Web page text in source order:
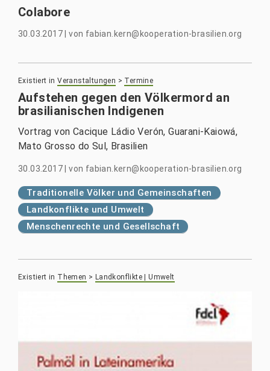
Colabore
30.03.2017 |von fabian.kern@kooperation-brasilien.org
Existiert in Veranstaltungen > Termine
Aufstehen gegen den Völkermord an
brasilianischen Indigenen
Vortrag von Cacique Ládio Verón, Guarani-Kaiowá,
Mato Grosso do Sul, Brasilien
30.03.2017 |von fabian.kern@kooperation-brasilien.org
Traditionelle Völker und Gemeinschaften
Landkonflikte und Umwelt
Menschenrechte und Gesellschaft
Existiert in Themen > Landkonflikte | Umwelt